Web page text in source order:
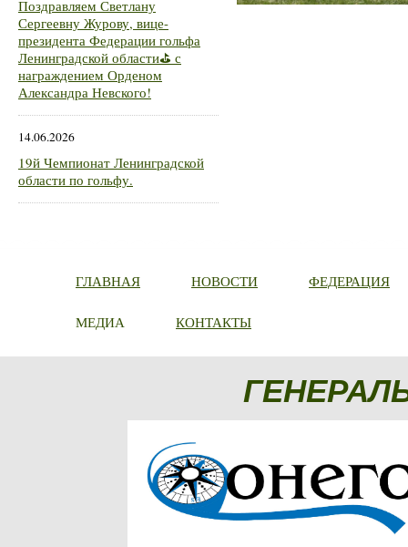
Поздравляем Светлану
Сергеевну Журову, вице-
президента Федерации гольфа
Ленинградской области⛳ с
награждением Орденом
Александра Невского!
14.06.2026
19й Чемпионат Ленинградской
области по гольфу.
ГЛАВНАЯ НОВОСТИ ФЕДЕРАЦИЯ
МЕДИА КОНТАКТЫ